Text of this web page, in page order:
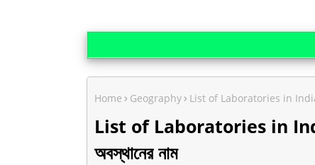
Home Geography List of Laboratories in India gk /
List of Laboratories in India
অবস্থানের নাম